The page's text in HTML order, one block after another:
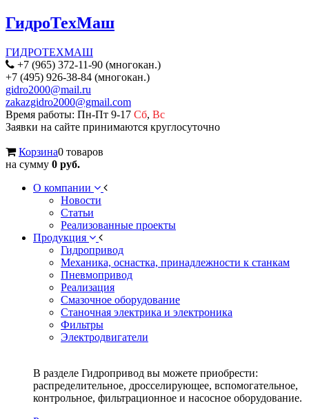
ГидроТехМаш
ГИДРОТЕХМАШ
+7 (965) 372-11-90 (многокан.)
+7 (495) 926-38-84 (многокан.)
gidro2000@mail.ru
zakazgidro2000@gmail.com
Время работы: Пн-Пт 9-17 Сб, Вс
Заявки на сайте принимаются круглосуточно
Корзина0 товаров
на сумму 0 руб.
О компании
Новости
Статьи
Реализованные проекты
Продукция
Гидропривод
Механика, оснастка, принадлежности к станкам
Пневмопривод
Реализация
Смазочное оборудование
Станочная электрика и электроника
Фильтры
Электродвигатели
В разделе Гидропривод вы можете приобрести:
распределительное, дросселирующее, вспомогательное,
контрольное, фильтрационное и насосное оборудование.